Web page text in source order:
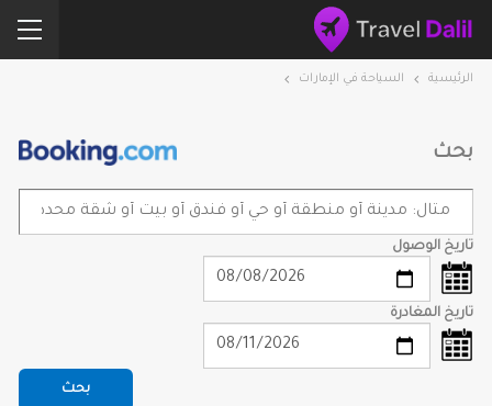
الرئيسية السياحة في الإمارات
بحث
تاريخ الوصول
تاريخ المغادرة
بحث